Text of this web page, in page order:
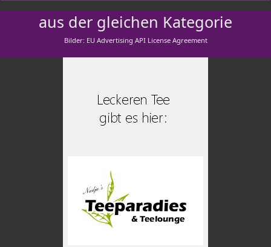
aus der gleichen Kategorie
Bilder: EU Advertising API License Agreement